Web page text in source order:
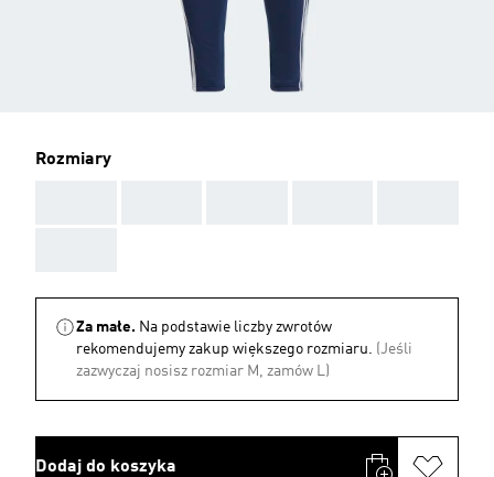
Rozmiary
Za małe. Na podstawie liczby zwrotów
rekomendujemy zakup większego rozmiaru. (Jeśli
zazwyczaj nosisz rozmiar M, zamów L)
Dodaj do koszyka